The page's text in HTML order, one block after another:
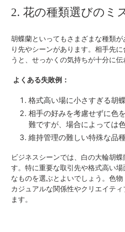
2. 花の種類選びのミ
胡蝶蘭といってもさまざまな種類
り先やシーンがあります。相手先
うと、せっかくの気持ちが十分に伝
よくある失敗例：
格式高い場に小さすぎる胡
相手の好みを考慮せずに色
難ですが、場合によっては
維持管理の難しい特殊な品
ビジネスシーンでは、白の大輪胡
す。特に重要な取引先や格式高い
なものを選ぶとよいでしょう。色物
カジュアルな関係性やクリエイテ
ます。